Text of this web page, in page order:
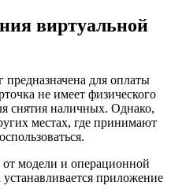
виртуальной
предназначена для оплаты
не имеет физического
снятия наличных. Однако,
местах, где принимают
модели и операционной
приложение